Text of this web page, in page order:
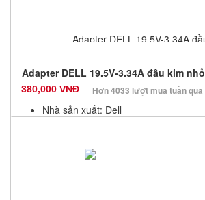
Adapter DELL 19.5V-3.34A đầu kim nhỏ
380,000 VNĐ Hơn 4033 lượt mua tuần qua
Nhà sản xuất: Dell
Số lượng: 10